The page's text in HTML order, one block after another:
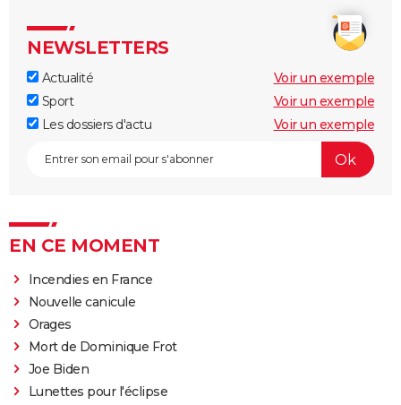
NEWSLETTERS
Actualité
Voir un exemple
Sport
Voir un exemple
Les dossiers d'actu
Voir un exemple
EN CE MOMENT
Incendies en France
Nouvelle canicule
Orages
Mort de Dominique Frot
Joe Biden
Lunettes pour l'éclipse